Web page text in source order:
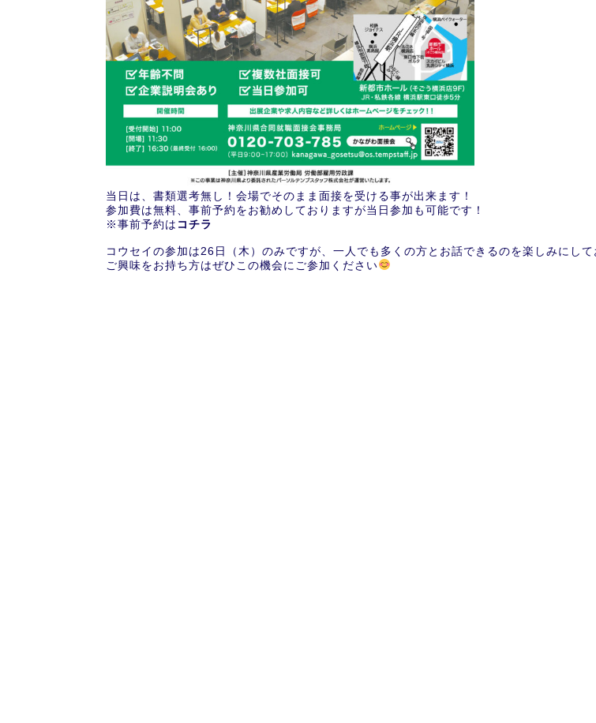
当日は、書類選考無し！会場でそのまま面接を受ける事が出来ます！
参加費は無料、事前予約をお勧めしておりますが当日参加も可能です！
※事前予約は コチラ
コウセイの参加は26日（木）のみですが、一人でも多くの方とお話できるのを楽しみにして
ご興味をお持ち方はぜひこの機会にご参加ください